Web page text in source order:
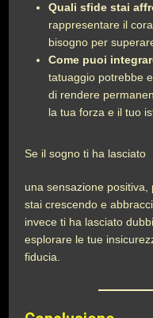
Quali sfide stai
rappresentare il
bisogno per
Come puoi
tatuaggio potrebbe
di rendere
la tua forza e il tuo
Se il sogno ti ha lasciato
una sensazione
stai crescendo e
invece ti ha lasciato
esplorare le tue
fiducia.